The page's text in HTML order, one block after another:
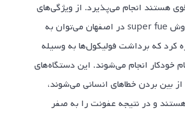
هستند انجام می‌پذیرد. از ویژگی‌های
کاشت مو به روش super fue در اصفهان می‌توان به
کرد که برداشت فولیکول‌ها به وسیله
خودکار انجام می‌شوند. این دستگاه‌های
بین بردن خطاهای انسانی می‌شوند،
و در نتیجه عفونت را به صفر